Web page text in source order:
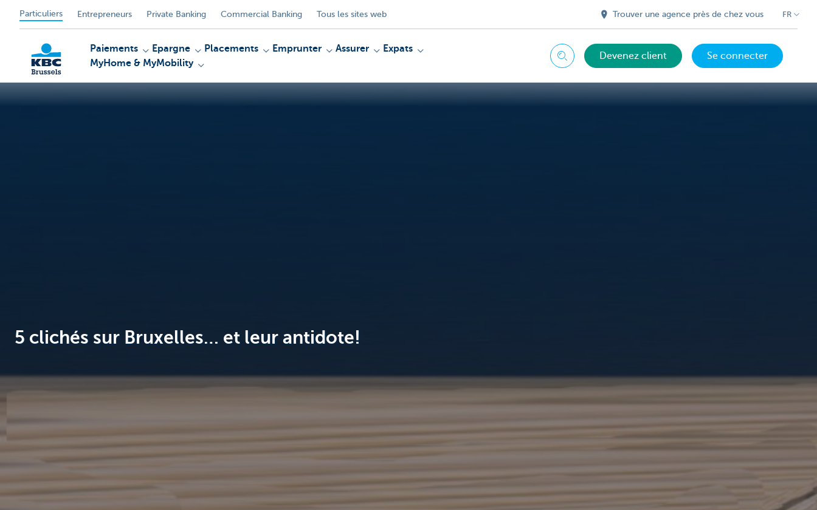
Particuliers Entrepreneurs Private Banking Commercial Banking Tous les sites web Trouver une agence près de chez vous FR
Paiements Epargne Placements Emprunter Assurer
Expats
MyHome & MyMobility
ChercherDevenez client Se connecter
5 clichés sur Bruxelles… et leur antidote!